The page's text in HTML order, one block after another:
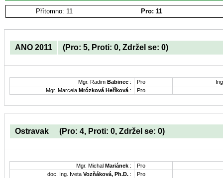
Přítomno: 11 Pro: 11
ANO 2011 (Pro: 5, Proti: 0, Zdržel se: 0)
Mgr. Radim Babinec : Pro
Mgr. Marcela Mrózková Heříková : Pro
Ostravak (Pro: 4, Proti: 0, Zdržel se: 0)
Mgr. Michal Mariánek :
Pro
doc. Ing. Iveta Vozňáková, Ph.D. : Pro